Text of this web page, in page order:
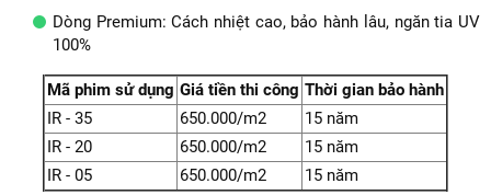
Dòng Premium: Cách nhiệt cao, bảo hành lâu, ngăn tia UV
100%
Mã phim sử dụng Giá tiền thi công Thời gian bảo hành
IR - 35
650.000/m2
15 năm
IR - 20
650.000/m2
15 năm
IR - 05
650.000/m2 15 năm